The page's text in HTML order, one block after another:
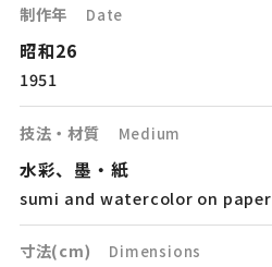
制作年 Date
昭和26
1951
技法・材質 Medium
水彩、墨・紙
sumi and watercolor on paper
寸法(cm) Dimensions